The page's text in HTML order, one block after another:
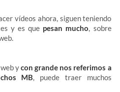
vídeos ahora, siguen teniendo
y es que pesan mucho, sobre
web ycon grande nos referimos a
MB, puede traer muchos